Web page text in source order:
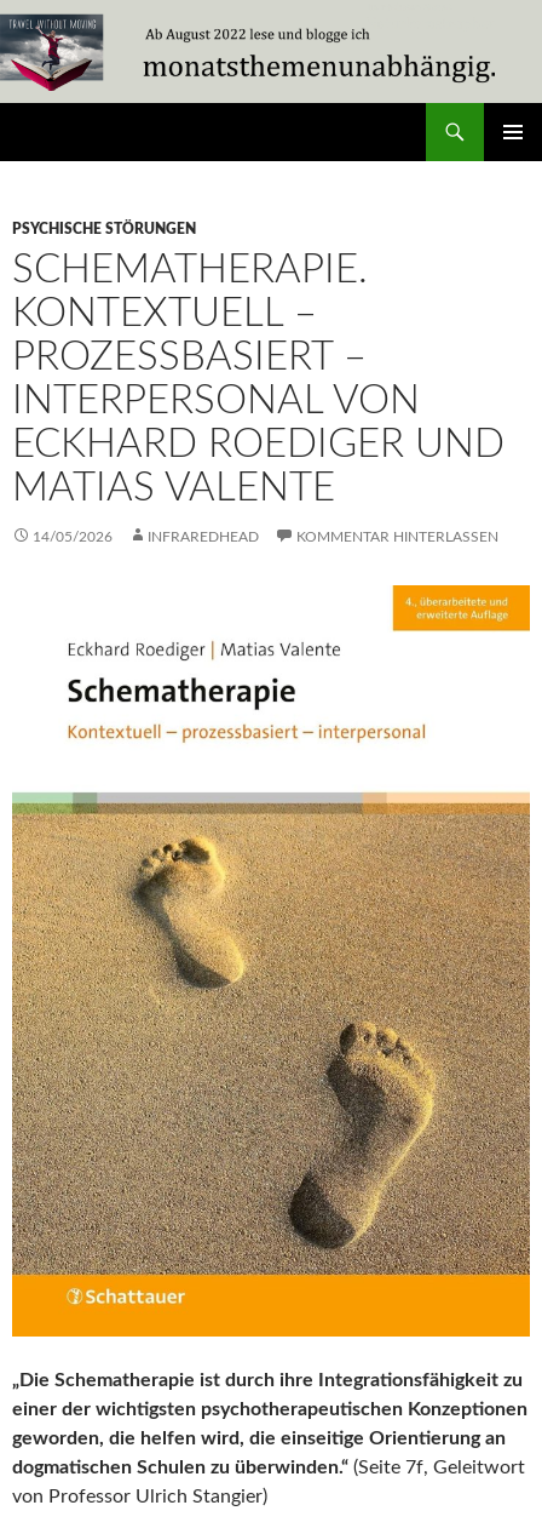
Zum
Inhalt
springen
PSYCHISCHE STÖRUNGEN
SCHEMATHERAPIE.
KONTEXTUELL –
PROZESSBASIERT –
INTERPERSONAL VON
ECKHARD ROEDIGER UND
MATIAS VALENTE
14/05/2026 INFRAREDHEAD KOMMENTAR HINTERLASSEN
„Die Schematherapie ist durch ihre Integrationsfähigkeit zu
einer der wichtigsten psychotherapeutischen Konzeptionen
geworden, die helfen wird, die einseitige Orientierung an
dogmatischen Schulen zu überwinden.“ (Seite 7f, Geleitwort
von Professor Ulrich Stangier)